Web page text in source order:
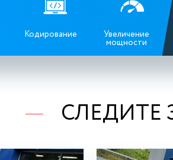
Кодирование Увеличение
мощности
СЛЕДИТЕ